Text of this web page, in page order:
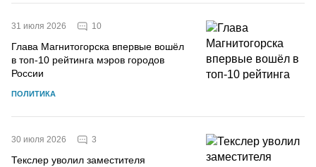
31 июля 2026 10
Глава Магнитогорска впервые вошёл
в топ-10 рейтинга мэров городов
России
ПОЛИТИКА
30 июля 2026 3
Текслер уволил заместителя